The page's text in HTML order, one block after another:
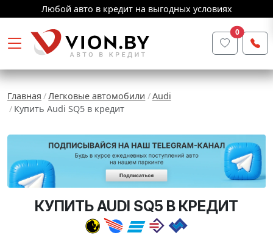
Любой авто в кредит на выгодных условиях
0
Главная Легковые автомобили
Audi
Купить Audi SQ5 в кредит
КУПИТЬ AUDI SQ5 В КРЕДИТ